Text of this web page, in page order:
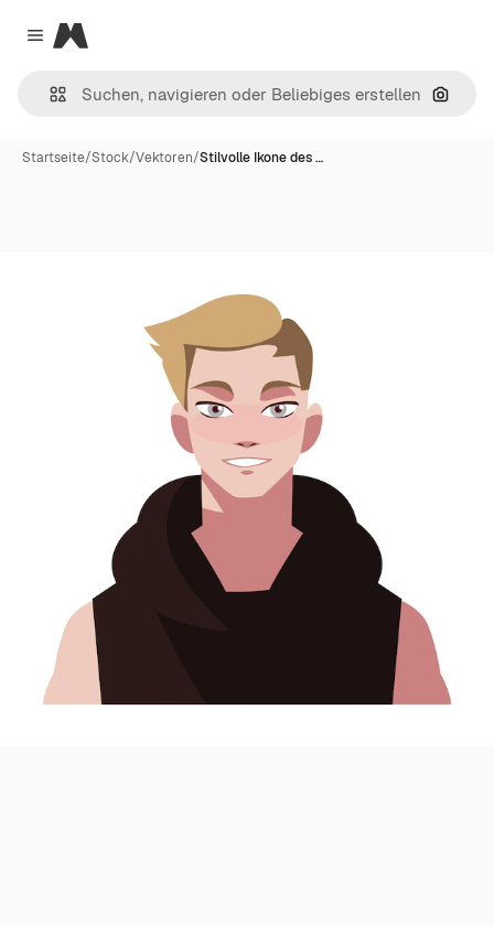
Close menu
Magnific
Nach
Startseite/Stock/Vektoren/Stilvolle Ikone des …